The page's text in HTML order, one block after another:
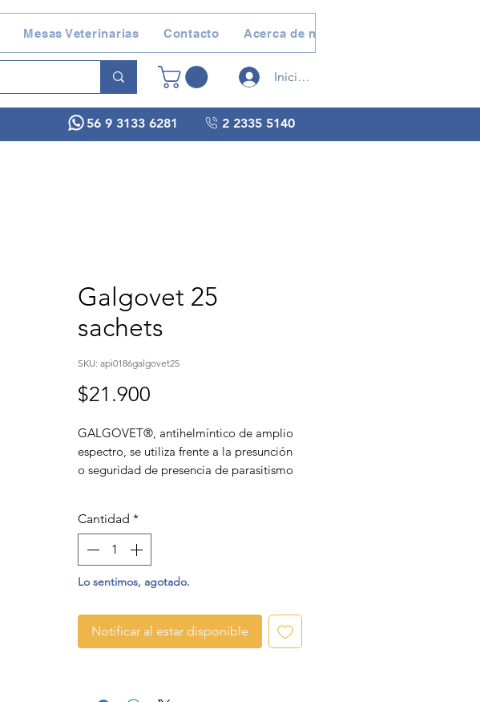
Mesas Veterinarias Contacto Acerca de nosotros
Iniciar sesión
2 2335 5140
56 9 3133 6281
Galgovet 25
sachets
SKU: api0186galgovet25
$21.900
GALGOVET®, antihelmíntico de amplio
espectro, se utiliza frente a la presunción
o seguridad de presencia de parasitismo
Cantidad *
Lo sentimos, agotado.
Notificar al estar disponible